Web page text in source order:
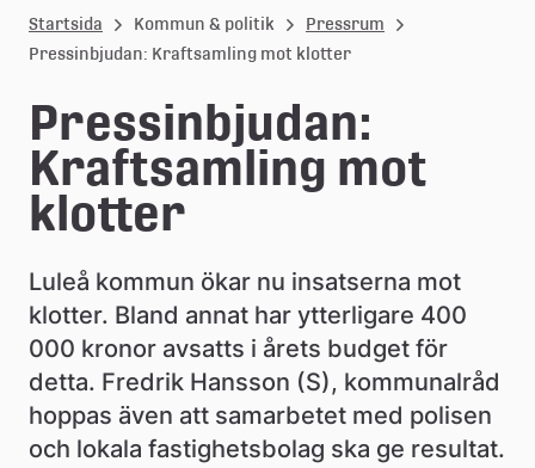
u
l
e
å
k
o
m
m
u
n
Startsida Kommun & politik
Pressrum
Pressinbjudan: Kraftsamling mot klotter
Pressinbjudan:
Kraftsamling mot
klotter
Luleå kommun ökar nu insatserna mot
klotter. Bland annat har ytterligare 400
000 kronor avsatts i årets budget för
detta. Fredrik Hansson (S), kommunalråd
hoppas även att samarbetet med polisen
och lokala fastighetsbolag ska ge resultat.